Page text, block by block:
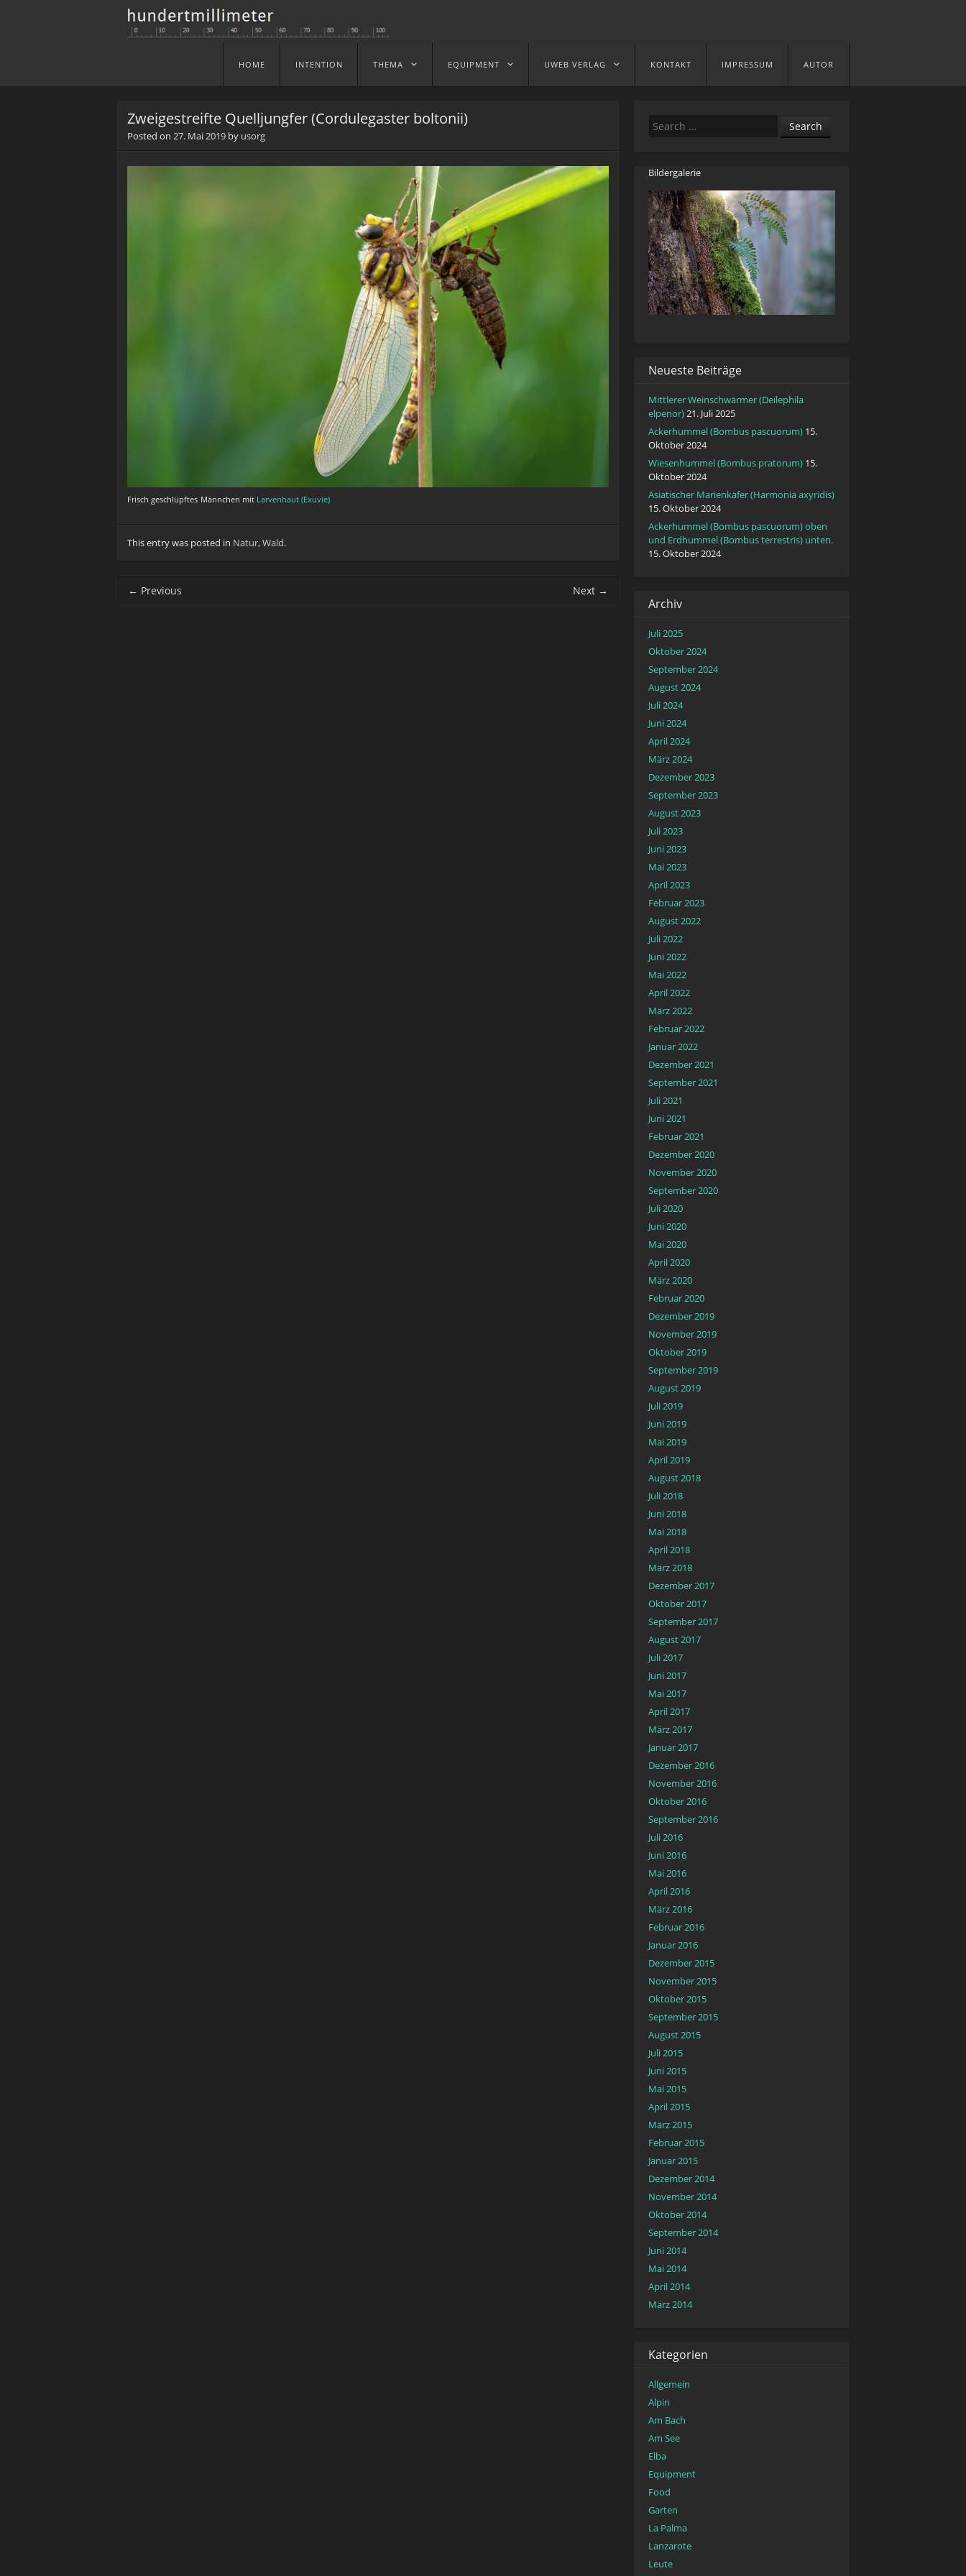
Menu
Skip to content
HOME INTENTION THEMA EQUIPMENT UWEB VERLAG KONTAKT IMPRESSUM AUTOR
Zweigestreifte Quelljungfer (Cordulegaster boltonii)
Posted on 27. Mai 2019 by usorg
Frisch geschlüpftes Männchen mit Larvenhaut (Exuvie)
This entry was posted in Natur,Wald.
Post navigation
← Previous Next →
Search
Bildergalerie
Neueste Beiträge
Mittlerer Weinschwärmer (Deilephila
elpenor)21. Juli 2025
Ackerhummel (Bombus pascuorum) 15.
Oktober 2024
Wiesenhummel (Bombus pratorum) 15.
Oktober 2024
Asiatischer Marienkäfer (Harmonia axyridis)
15. Oktober 2024
Ackerhummel (Bombus pascuorum) oben
und Erdhummel (Bombus terrestris) unten.
15. Oktober 2024
Archiv
Juli 2025
Oktober 2024
September 2024
August 2024
Juli 2024
Juni 2024
April 2024
März 2024
Dezember 2023
September 2023
August 2023
Juli 2023
Juni 2023
Mai 2023
April 2023
Februar 2023
August 2022
Juli 2022
Juni 2022
Mai 2022
April 2022
März 2022
Februar 2022
Januar 2022
Dezember 2021
September 2021
Juli 2021
Juni 2021
Februar 2021
Dezember 2020
November 2020
September 2020
Juli 2020
Juni 2020
Mai 2020
April 2020
März 2020
Februar 2020
Dezember 2019
November 2019
Oktober 2019
September 2019
August 2019
Juli 2019
Juni 2019
Mai 2019
April 2019
August 2018
Juli 2018
Juni 2018
Mai 2018
April 2018
März 2018
Dezember 2017
Oktober 2017
September 2017
August 2017
Juli 2017
Juni 2017
Mai 2017
April 2017
März 2017
Januar 2017
Dezember 2016
November 2016
Oktober 2016
September 2016
Juli 2016
Juni 2016
Mai 2016
April 2016
März 2016
Februar 2016
Januar 2016
Dezember 2015
November 2015
Oktober 2015
September 2015
August 2015
Juli 2015
Juni 2015
Mai 2015
April 2015
März 2015
Februar 2015
Januar 2015
Dezember 2014
November 2014
Oktober 2014
September 2014
Juni 2014
Mai 2014
April 2014
März 2014
Kategorien
Allgemein
Alpin
Am Bach
Am See
Elba
Equipment
Food
Garten
La Palma
Lanzarote
Leute